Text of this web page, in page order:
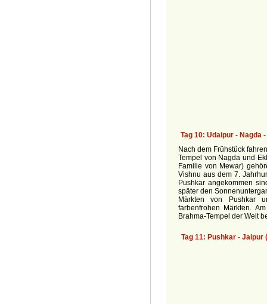
Nach dem Frühstück
Tempel von Nagda und
Familie von Mewar)
Vishnu aus dem 7.
Pushkar angekommen
später den
Märkten von Pushkar
farbenfrohen Märkten.
Brahma-Tempel der Welt